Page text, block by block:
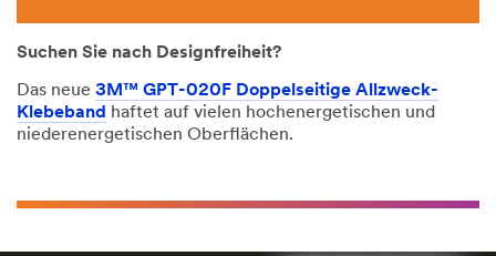
Suchen Sie nach Designfreiheit?
Das neue 3M™ GPT-020F Doppelseitige Allzweck-
Klebeband haftet auf vielen hochenergetischen und
niederenergetischen Oberflächen.